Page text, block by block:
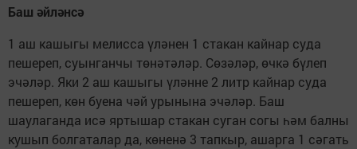
Баш әйләнсә
1 аш кашыгы мелисса үләнен 1 стакан кайнар суда
пешереп, суынганчы төнәтәләр. Сөзәләр, өчкә бүлеп
эчәләр. Яки 2 аш кашыгы үләнне 2 литр кайнар суда
пешереп, көн буена чәй урынына эчәләр. Баш
шаулаганда исә яртышар стакан суган согы һәм балны
кушып болгаталар да, көненә 3 тапкыр, ашарга 1 сәгать